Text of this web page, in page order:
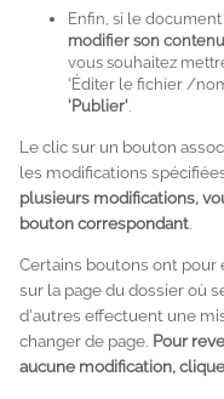
Enfin, si le document
modifier son
vous souhaitez
'Éditer le fichier /
'Publier'
Le clic sur un bouton
les modifications
plusieurs modifications,
bouton correspondant
Certains boutons ont
sur la page du dossier où
d'autres effectuent une
changer de page. Pour
aucune modification,